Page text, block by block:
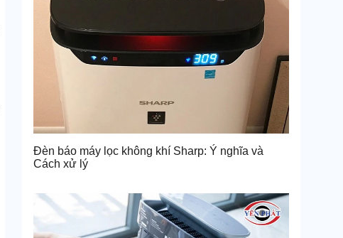
Đèn báo máy lọc không khí Sharp: Ý nghĩa và
Cách xử lý